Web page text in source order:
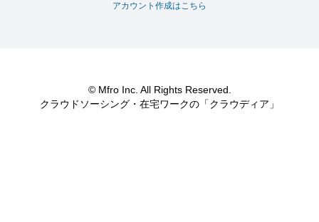
アカウント作成はこちら
© Mfro Inc. All Rights Reserved.
クラウドソーシング・在宅ワークの「クラウディア」